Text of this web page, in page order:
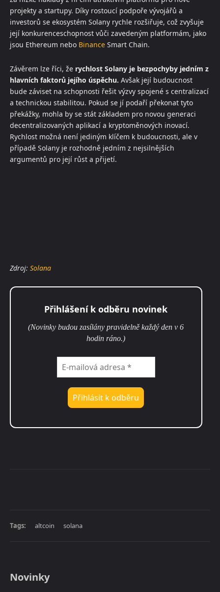
projekty a startupy. Díky rostoucí podpoře vývojářů a
investorů se ekosystém Solany rychle rozšiřuje, což zvyšuje
její konkurenceschopnost vůči zavedeným platformám, jako
jsou Ethereum nebo Binance Smart Chain.
Závěrem lze říci, že rychlost Solany je bezpochyby jedním z
hlavních faktorů jejího úspěchu. Avšak její budoucnost
bude záviset na schopnosti řešit výzvy spojené s centralizací
a technickou stabilitou. Pokud se jí podaří překonat tyto
překážky, mohla by se stát základem pro novou generaci
decentralizovaných aplikací a kryptoměnových inovací.
Rychlost možná není jediným klíčem k budoucnosti, ale v
případě Solany je rozhodně jedním z nejsilnějších
argumentů pro její růst a přijetí.
Zdroj: Solana
Přihlášení k odběru novinek
(Novinky budou zasílány pravidelně každý den v 6
hodin ráno.)
Tags: altcoin solana
Novinky